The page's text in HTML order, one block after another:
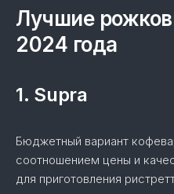
Лучшие
2024 года
1. Supra
Бюджетный вариант
соотношением цены и
для приготовления